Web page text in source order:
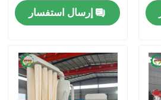
Thickness of 100mm
and 2100*1450*1700
Mm Size
إرسال استفسار